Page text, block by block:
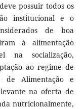
possuir todos os
institucional e o
de boa
à alimentação
na socialização,
ao regime de
de Alimentação e
na oferta de
nutricionalmente,